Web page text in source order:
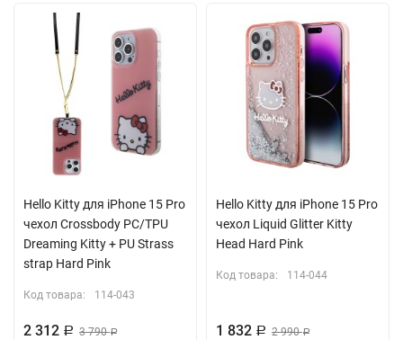
Hello Kitty для iPhone 15 Pro
чехол Crossbody PC/TPU
Dreaming Kitty + PU Strass
strap Hard Pink
Код товара: 114-043
2 312 Р 3 790Р
Hello Kitty для iPhone 15 Pro
чехол Liquid Glitter Kitty
Head Hard Pink
Код товара: 114-044
1 832 Р 2 990Р